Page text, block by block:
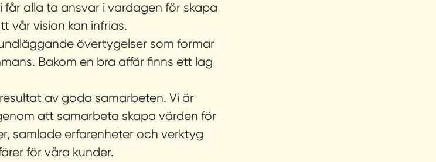
alla ta ansvar i vardagen för skapa
vår vision kan infrias.
övertygelser som formar
Bakom en bra affär finns ett lag
av goda samarbeten. Vi är
att samarbeta skapa värden för
samlade erfarenheter och verktyg
för våra kunder.